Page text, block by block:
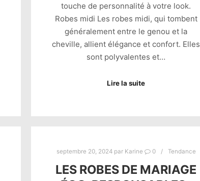
touche de personnalité à votre look.
Robes midi Les robes midi, qui tombent
généralement entre le genou et la
cheville, allient élégance et confort. Elles
sont polyvalentes et…
Lire la suite
septembre 20, 2024par Karine 0 Tendance
LES ROBES DE MARIAGE